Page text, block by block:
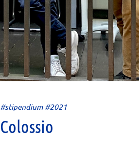
#stipendium #2021
Colossio